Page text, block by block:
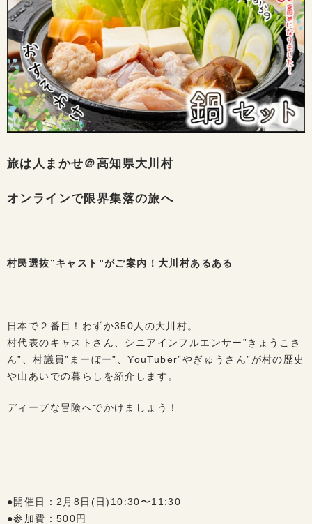
旅は人まかせ＠高知県大川村
オンラインで限界集落の旅へ
村民選抜”キャスト”がご案内！大川村あるある
日本で２番目！わずか350人の大川村。
村代表のキャストさん、シニアインフルエンサー”きょうこさ
ん”、村議員”まーぼー”、YouTuber”やぎゅうさん”が村の歴史
や山あいでの暮らしを紹介します。
ディープな冒険へでかけましょう！
●開催日：2月8日(日)10:30〜11:30
●参加費：500円